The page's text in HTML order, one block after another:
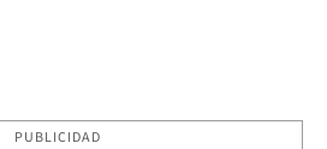
PUBLICIDAD